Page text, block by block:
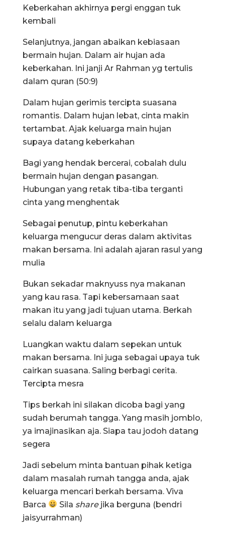
Keberkahan akhirnya pergi enggan tuk
kembali
Selanjutnya, jangan abaikan kebiasaan
bermain hujan. Dalam air hujan ada
keberkahan. Ini janji Ar Rahman yg tertulis
dalam quran (50:9)
Dalam hujan gerimis tercipta suasana
romantis. Dalam hujan lebat, cinta makin
tertambat. Ajak keluarga main hujan
supaya datang keberkahan
Bagi yang hendak bercerai, cobalah dulu
bermain hujan dengan pasangan.
Hubungan yang retak tiba-tiba terganti
cinta yang menghentak
Sebagai penutup, pintu keberkahan
keluarga mengucur deras dalam aktivitas
makan bersama. Ini adalah ajaran rasul yang
mulia
Bukan sekadar maknyuss nya makanan
yang kau rasa. Tapi kebersamaan saat
makan itu yang jadi tujuan utama. Berkah
selalu dalam keluarga
Luangkan waktu dalam sepekan untuk
makan bersama. Ini juga sebagai upaya tuk
cairkan suasana. Saling berbagi cerita.
Tercipta mesra
Tips berkah ini silakan dicoba bagi yang
sudah berumah tangga. Yang masih jomblo,
ya imajinasikan aja. Siapa tau jodoh datang
segera
Jadi sebelum minta bantuan pihak ketiga
dalam masalah rumah tangga anda, ajak
keluarga mencari berkah bersama. Viva
Barca
Sila sharejika berguna (bendri
jaisyurrahman)